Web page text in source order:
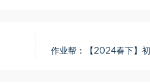
作业帮：【2024春下】